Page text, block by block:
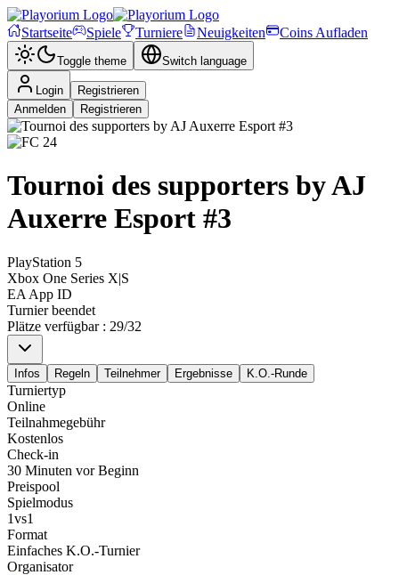
Startseite Spiele Turniere Neuigkeiten Coins Aufladen
Toggle theme Switch language
Login
Registrieren
Anmelden
Registrieren
Tournoi des supporters by AJ
Auxerre Esport #3
PlayStation 5
Xbox One Series X|S
EA App ID
Turnier beendet
Plätze verfügbar: 29/32
Infos Regeln Teilnehmer Ergebnisse K.O.-Runde
Turniertyp
Online
Teilnahmegebühr
Kostenlos
Check-in
30 Minuten vor Beginn
Preispool
Spielmodus
1vs1
Format
Einfaches K.O.-Turnier
Organisator